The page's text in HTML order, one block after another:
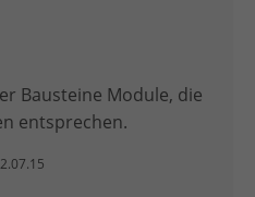
Bausteine Module, die
entsprechen.